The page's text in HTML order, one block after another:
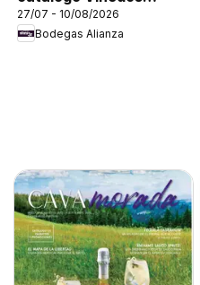
Alianza
27/07 - 10/08/2026
Bodegas Alianza